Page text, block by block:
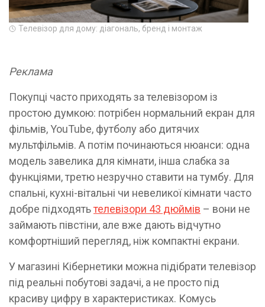
Телевізор для дому: діагональ, бренд і монтаж
Реклама
Покупці часто приходять за телевізором із
простою думкою: потрібен нормальний екран для
фільмів, YouTube, футболу або дитячих
мультфільмів. А потім починаються нюанси: одна
модель завелика для кімнати, інша слабка за
функціями, третю незручно ставити на тумбу. Для
спальні, кухні-вітальні чи невеликої кімнати часто
добре підходятьтелевізори 43 дюймів – вони не
займають півстіни, але вже дають відчутно
комфортніший перегляд, ніж компактні екрани.
У магазині Кібернетики можна підібрати телевізор
під реальні побутові задачі, а не просто під
красиву цифру в характеристиках. Комусь